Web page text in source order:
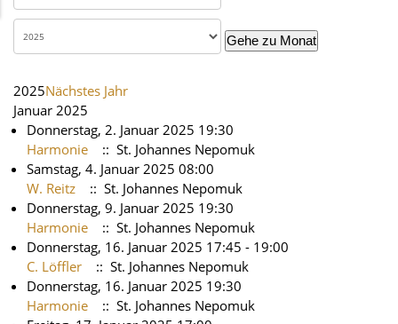
Gehe zu Monat
2025Nächstes Jahr
Januar 2025
Donnerstag, 2. Januar 2025 19:30
Harmonie
:: St. Johannes Nepomuk
Samstag, 4. Januar 2025 08:00
W. Reitz
:: St. Johannes Nepomuk
Donnerstag, 9. Januar 2025 19:30
Harmonie
:: St. Johannes Nepomuk
Donnerstag, 16. Januar 2025 17:45 - 19:00
C. Löffler
:: St. Johannes Nepomuk
Donnerstag, 16. Januar 2025 19:30
Harmonie
:: St. Johannes Nepomuk